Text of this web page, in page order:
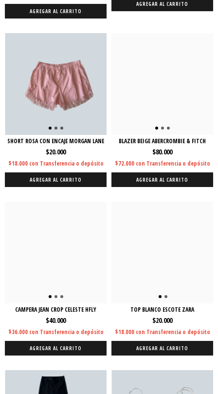
AGREGAR AL CARRITO
AGREGAR AL CARRITO
SHORT ROSA CON ENCAJE MORGAN LANE
$20.000
$18.000 con Transferencia o depósito
AGREGAR AL CARRITO
BLAZER BEIGE ABERCROMBIE & FITCH
$80.000
$72.000 con Transferencia o depósito
AGREGAR AL CARRITO
CAMPERA JEAN CROP CELESTE HFLY
$40.000
$36.000 con Transferencia o depósito
AGREGAR AL CARRITO
TOP BLANCO ESCOTE ZARA
$20.000
$18.000 con Transferencia o depósito
AGREGAR AL CARRITO